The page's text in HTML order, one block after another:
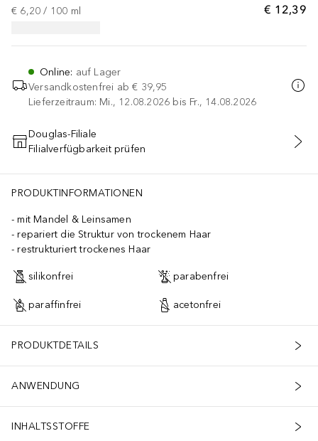
€ 12,39
€ 6,20 / 100 ml
Online: auf Lager
Versandkostenfrei ab € 39,95
Lieferzeitraum: Mi., 12.08.2026 bis Fr., 14.08.2026
IN DEN WARENKORB
Douglas-Filiale
Filialverfügbarkeit prüfen
PRODUKTINFORMATIONEN
mit Mandel & Leinsamen
repariert die Struktur von trockenem Haar
restrukturiert trockenes Haar
silikonfrei parabenfrei
paraffinfrei acetonfrei
PRODUKTDETAILS
ANWENDUNG
INHALTSSTOFFE